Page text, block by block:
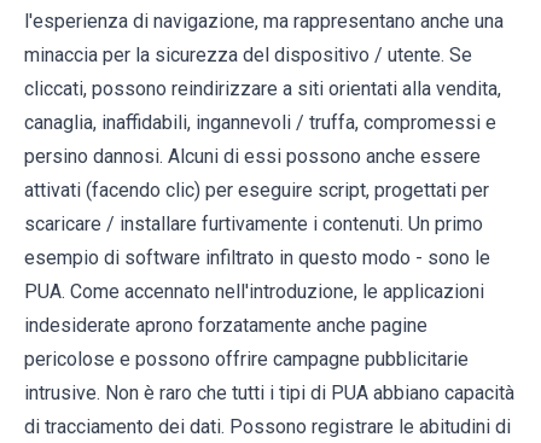
l'esperienza di navigazione, ma rappresentano anche una
minaccia per la sicurezza del dispositivo / utente. Se
cliccati, possono reindirizzare a siti orientati alla vendita,
canaglia, inaffidabili, ingannevoli / truffa, compromessi e
persino dannosi. Alcuni di essi possono anche essere
attivati ​​(facendo clic) per eseguire script, progettati per
scaricare / installare furtivamente i contenuti. Un primo
esempio di software infiltrato in questo modo - sono le
PUA. Come accennato nell'introduzione, le applicazioni
indesiderate aprono forzatamente anche pagine
pericolose e possono offrire campagne pubblicitarie
intrusive. Non è raro che tutti i tipi di PUA abbiano capacità
di tracciamento dei dati. Possono registrare le abitudini di